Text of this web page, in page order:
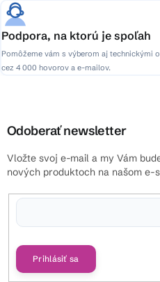
Podpora, na ktorú je spoľah
Pomôžeme vám s výberom aj technickými
cez 4 000 hovorov a e-mailov.
Odoberať newsletter
Vložte svoj e-mail a my Vám
nových produktoch na našom e-
Prihlásiť sa